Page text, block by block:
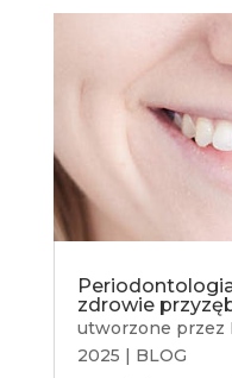
zdrowie
utworzone przez
2025
BLOG